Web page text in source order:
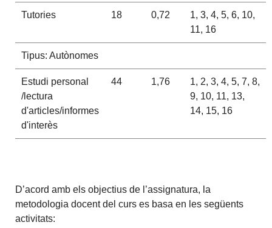
Tutories 18 0,72
1, 3, 4, 5, 6, 10,
11, 16
Tipus: Autònomes
Estudi personal
/lectura
d'articles/informes
d'interès
44 1,76
1, 2, 3, 4, 5, 7, 8,
9, 10, 11, 13,
14, 15, 16
D’acord amb els objectius de l’assignatura, la
metodologia docent del curs es basa en les següents
activitats: